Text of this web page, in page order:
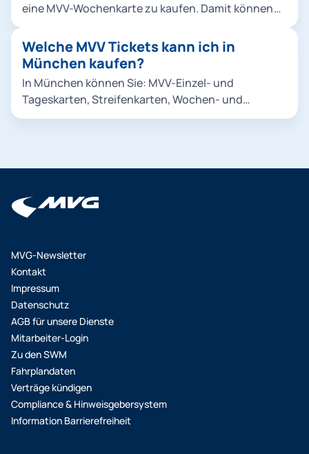
eine MVV-Wochenkarte zu kaufen. Damit können
Regionalverkehr im MVV Gebiet benutzen. Über die
App MVGO kann das Ticket bequem online gekauft
Welche MVV Tickets kann ich in
München kaufen?
In München können Sie: MVV-Einzel- und
Tageskarten, Streifenkarten, Wochen- und
Monatskarten, und Tickets für Touristen wie die
MVG, S-Bahn und Regionalverkehr im MVV Gebiet
MVGO oder über die Ticketautomaten kaufen.
MVG-Newsletter
Kontakt
Impressum
Datenschutz
AGB für unsere Dienste
Mitarbeiter-Login
Zu den SWM
Fahrplandaten
Verträge kündigen
Compliance & Hinweisgebersystem
Information Barrierefreiheit